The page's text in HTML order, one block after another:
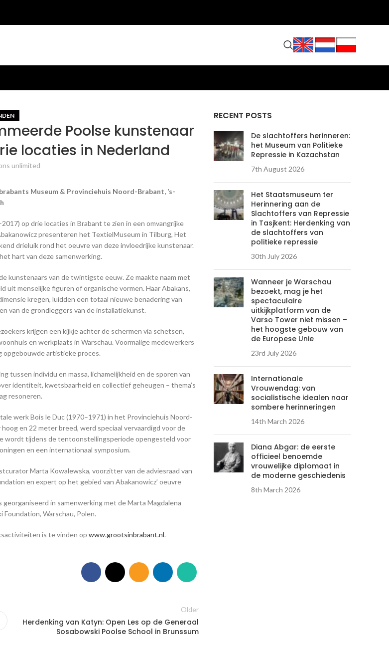
Poolse kunstenaar
locaties in Nederland
unlimited
Museum & Provinciehuis Noord-Brabant, ’s-
op drie locaties in Brabant te zien in een omvangrijke
presenteren het TextielMuseum in Tilburg, Het
drieluik rond het oeuvre van deze invloedrijke kunstenaar.
hart van deze samenwerking.
kunstenaars van de twintigste eeuw. Ze maakte naam met
uit menselijke figuren of organische vormen. Haar Abakans,
kregen, luidden een totaal nieuwe benadering van
van de grondleggers van de installatiekunst.
krijgen een kijkje achter de schermen via schetsen,
en werkplaats in Warschau. Voormalige medewerkers
opgebouwde artistieke proces.
tussen individu en massa, lichamelijkheid en de sporen van
identiteit, kwetsbaarheid en collectief geheugen – thema’s
resoneren.
werk Bois le Duc (1970–1971) in het Provinciehuis Noord-
en 22 meter breed, werd speciaal vervaardigd voor de
wordt tijdens de tentoonstellingsperiode opengesteld voor
en een internationaal symposium.
Marta Kowalewska, voorzitter van de adviesraad van
en expert op het gebied van Abakanowicz’ oeuvre
in samenwerking met de Marta Magdalena
Foundation, Warschau, Polen.
is te vinden opwww.grootsinbrabant.nl.
Older
Herdenking van Katyn: Open Les op de Generaal
Sosabowski Poolse School in Brunssum
RECENT POSTS
De slachtoffers herinneren:
het Museum van Politieke
Repressie in Kazachstan
7th August 2026
Het Staatsmuseum ter
Herinnering aan de
Slachtoffers van Repressie
in Tasjkent: Herdenking van
de slachtoffers van
politieke repressie
30th July 2026
Wanneer je Warschau
bezoekt, mag je het
spectaculaire
uitkijkplatform van de
Varso Tower niet missen –
het hoogste gebouw van
de Europese Unie
23rd July 2026
Internationale
Vrouwendag: van
socialistische idealen naar
sombere herinneringen
14th March 2026
Diana Abgar: de eerste
officieel benoemde
vrouwelijke diplomaat in
de moderne geschiedenis
8th March 2026